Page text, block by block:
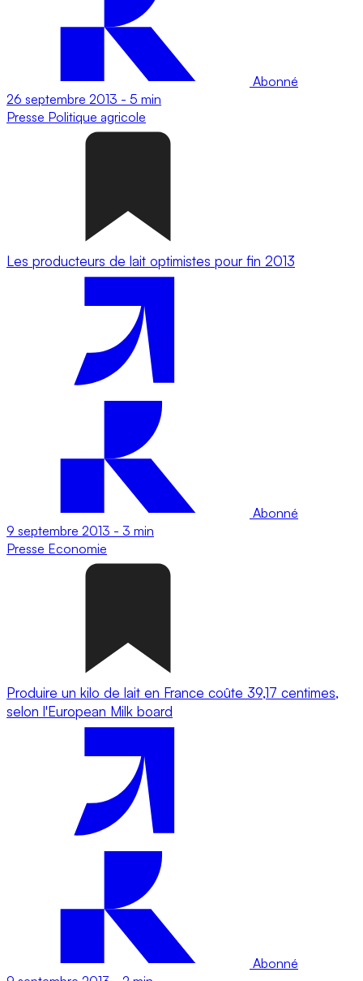
Abonné
26 septembre 2013 - 5 min
Presse Politique agricole
Les producteurs de lait optimistes pour fin 2013
Abonné
9 septembre 2013 - 3 min
Presse Economie
Produire un kilo de lait en France coûte 39,17 centimes,
selon l'European Milk board
Abonné